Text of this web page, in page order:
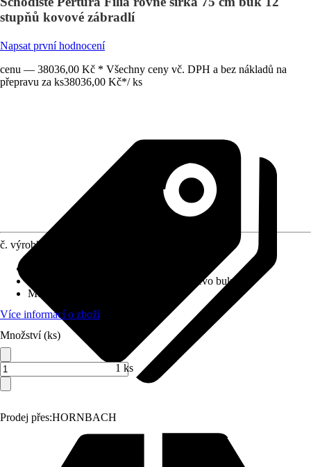
stupňů kovové zábradlí
Napsat první hodnocení
cenu — 38036,00 Kč * Všechny ceny vč. DPH a bez nákladů na
přepravu za ks38036,00 Kč*/ ks
Prodej přes:HORNBACH
č. výrobku
Lepené dřevo buk
Možný tvar schodiště
Více informací o zboží
Množství (ks)
1 ks